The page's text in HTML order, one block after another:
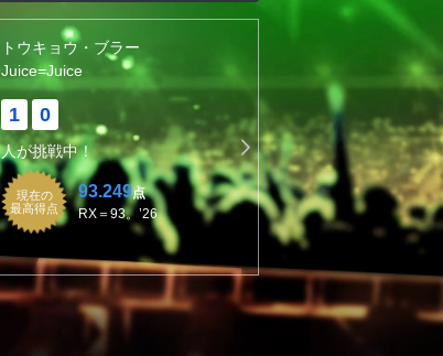
トウキョウ・ブラー
Juice=Juice
1 0
人が挑戦中！
現在の
最高得点
93.249点
RX＝93。’26